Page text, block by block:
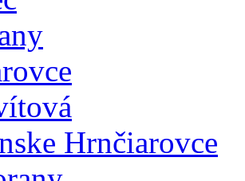
Hrnčiarovce